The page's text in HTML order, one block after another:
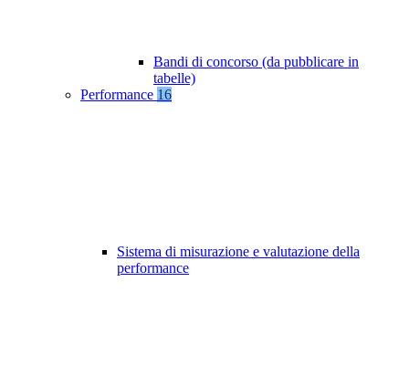
Bandi di concorso (da pubblicare in
tabelle)
Performance 16
Sistema di misurazione e valutazione della
performance